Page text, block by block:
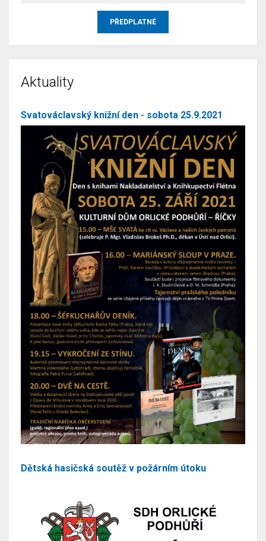
Aktuality
Svatováclavský knižní den - sobota 25.9.2021
Dětská hasičská soutěž v požárním útoku